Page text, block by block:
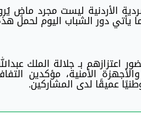
الأردنية ليست مجرد ماضٍ
يأتي دور الشباب اليوم لحمل
اعتزازهم بـ جلالة الملك
الأمنية، مؤكدين
عميقًا لدى المشاركين.